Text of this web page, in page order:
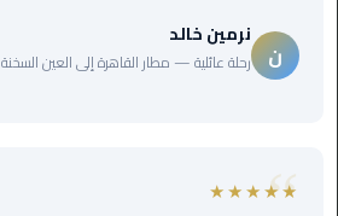
الهرم
برج
ن
نرمين خالد
رحلة عائلية — مطار القاهرة إلى العين السخنة
★★★★★